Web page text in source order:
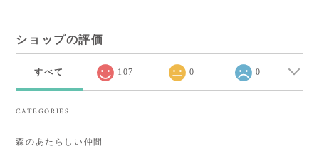
ショップの評価
すべて 107 0 0
CATEGORIES
森のあたらしい仲間